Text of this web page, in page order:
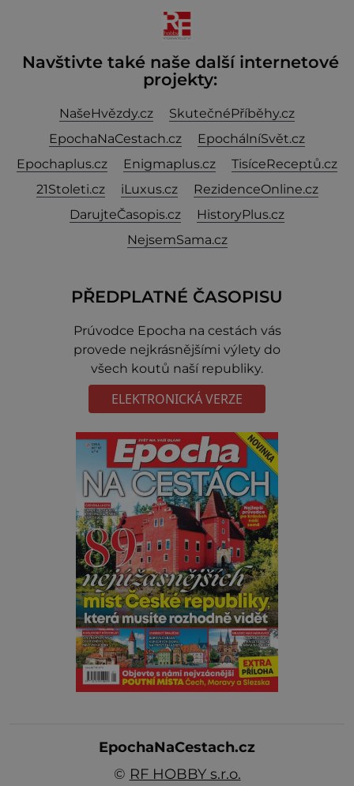
Navštivte také naše další internetové
projekty:
NašeHvězdy.cz
SkutečnéPříběhy.cz
EpochaNaCestach.cz
EpochálníSvět.cz
Epochaplus.cz
Enigmaplus.cz
TisíceReceptů.cz
21Stoleti.cz
iLuxus.cz
RezidenceOnline.cz
DarujteČasopis.cz
HistoryPlus.cz
NejsemSama.cz
PŘEDPLATNÉ ČASOPISU
Prúvodce Epocha na cestách vás
provede nejkrásnějšími výlety do
všech koutů naší republiky.
ELEKTRONICKÁ VERZE
EpochaNaCestach.cz
© RF HOBBY s.r.o.